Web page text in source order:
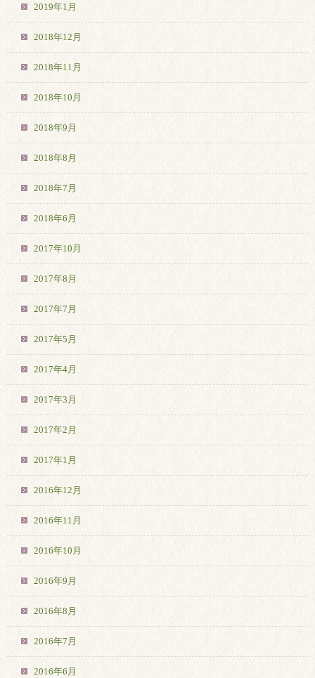
2019年1月
2018年12月
2018年11月
2018年10月
2018年9月
2018年8月
2018年7月
2018年6月
2017年10月
2017年8月
2017年7月
2017年5月
2017年4月
2017年3月
2017年2月
2017年1月
2016年12月
2016年11月
2016年10月
2016年9月
2016年8月
2016年7月
2016年6月